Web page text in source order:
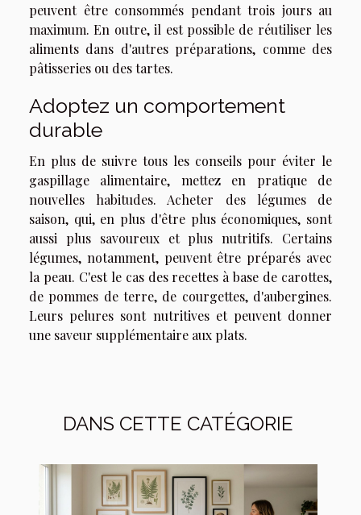
peuvent être consommés pendant trois jours au
maximum. En outre, il est possible de réutiliser les
aliments dans d'autres préparations, comme des
pâtisseries ou des tartes.
Adoptez un comportement
durable
En plus de suivre tous les conseils pour éviter le
gaspillage alimentaire, mettez en pratique de
nouvelles habitudes. Acheter des légumes de
saison, qui, en plus d'être plus économiques, sont
aussi plus savoureux et plus nutritifs. Certains
légumes, notamment, peuvent être préparés avec
la peau. C'est le cas des recettes à base de carottes,
de pommes de terre, de courgettes, d'aubergines.
Leurs pelures sont nutritives et peuvent donner
une saveur supplémentaire aux plats.
DANS CETTE CATÉGORIE